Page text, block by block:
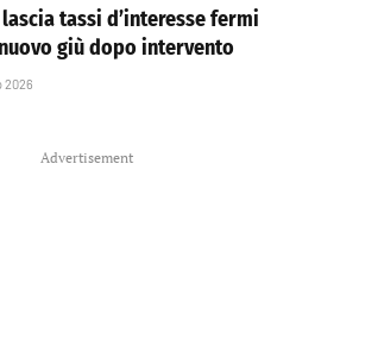
tassi d’interesse fermi
giù dopo intervento
2026
Advertisement